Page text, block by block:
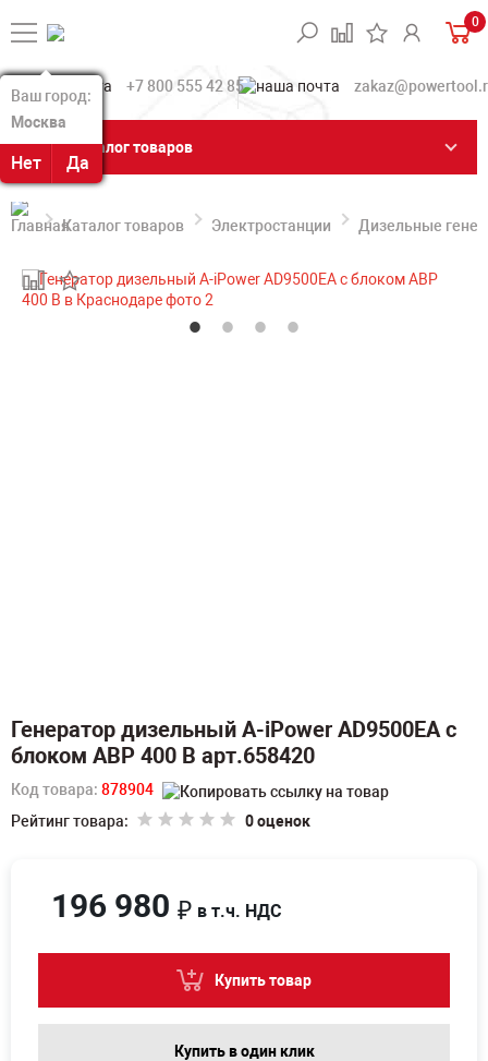
Ваш город:
Москва
Нет Да
Ваш город:
Москва
Нет Да
0
+7 800 555 42 85
Каталог товаров
Каталог товаров Электростанции Дизельные
Генератор дизельный A-iPower AD9500EA c
блоком АВР 400 В арт.658420
Код товара: 878904
Рейтинг товара:
0 оценок
196 980 ₽ в т.ч. НДС
Купить товар
Купить в один клик